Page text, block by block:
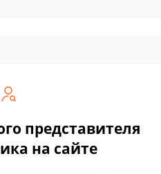
представителя
на сайте